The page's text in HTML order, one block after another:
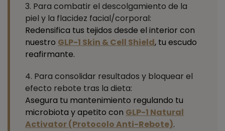
3. Para combatir el descolgamiento de la
piel y la flacidez facial/corporal:
Redensifica tus tejidos desde el interior con
nuestro GLP-1 Skin & Cell Shield, tu escudo
reafirmante.
4. Para consolidar resultados y bloquear el
efecto rebote tras la dieta:
Asegura tu mantenimiento regulando tu
microbiota y apetito con GLP-1 Natural
Activator (Protocolo Anti-Rebote).